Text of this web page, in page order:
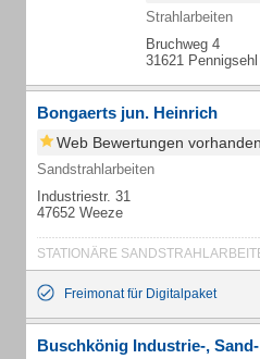
Strahlarbeiten
Bruchweg 4
31621 Pennigsehl
Bongaerts jun. Heinrich
Web Bewertungen vorhanden
Sandstrahlarbeiten
Industriestr. 31
47652 Weeze
STATIONÄRE
Freimonat für Digitalpaket
Buschkönig Industrie-,